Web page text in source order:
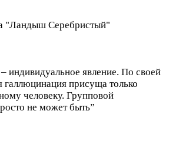
"Ландыш Серебристый"
индивидуальное явление. По своей
галлюцинация присуща только
человеку. Групповой
не может быть”